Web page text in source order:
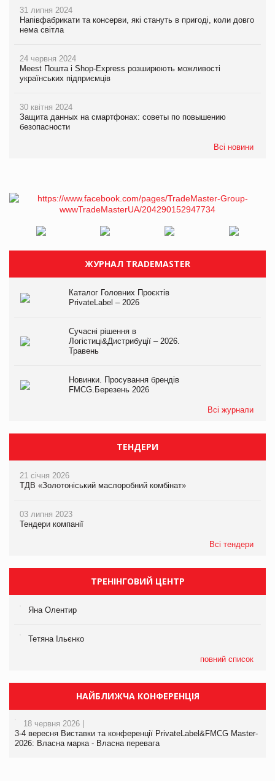
31 липня 2024
Напівфабрикати та консерви, які стануть в пригоді, коли довго
нема світла
24 червня 2024
Meest Пошта і Shop-Express розширюють можливості
українських підприємців
30 квітня 2024
Защита данных на смартфонах: советы по повышению
безопасности
Всі новини
ЖУРНАЛ TRADEMASTER
Каталог Головних Проєктів
PrivateLabel – 2026
Сучасні рішення в
Логістиці&Дистрибуції – 2026.
Травень
Новинки. Просування брендів
FMCG.Березень 2026
Всі журнали
ТЕНДЕРИ
21 січня 2026
ТДВ «Золотоніський маслоробний комбінат»
03 липня 2023
Тендери компанії
Всі тендери
ТРЕНІНГОВИЙ ЦЕНТР
Яна Олентир
Тетяна Ільєнко
повний список
НАЙБЛИЖЧА КОНФЕРЕНЦІЯ
18 червня 2026 |
3-4 вересня Виставки та конференції PrivateLabel&FMCG Master-
2026: Власна марка - Власна перевага